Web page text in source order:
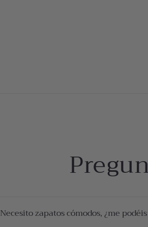
Necesito zapatos cómodos, ¿me